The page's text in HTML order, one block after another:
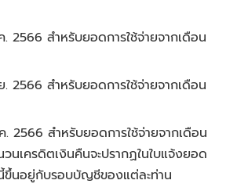
2566 สำหรับยอดการใช้จ่ายจากเดือน
2566 สำหรับยอดการใช้จ่ายจากเดือน
2566 สำหรับยอดการใช้จ่ายจากเดือน
วนเครดิตเงินคืนจะปรากฏในใบแจ้งยอด
นอยู่กับรอบบัญชีของแต่ละท่าน